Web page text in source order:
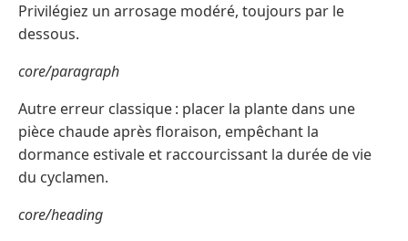
Privilégiez un arrosage modéré, toujours par le
dessous.
core/paragraph
Autre erreur classique : placer la plante dans une
pièce chaude après floraison, empêchant la
dormance estivale et raccourcissant la durée de vie
du cyclamen.
core/heading